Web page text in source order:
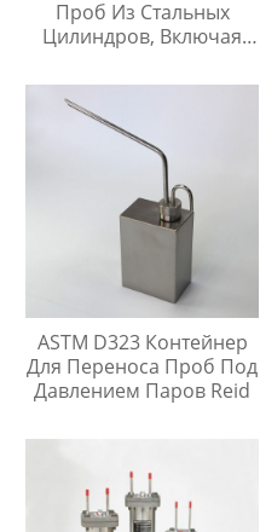
Проб Из Стальных
Цилиндров, Включая
Нержавеющей Стали
ASTM D323 Контейнер
Для Переноса Проб Под
Давлением Паров Reid